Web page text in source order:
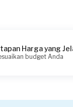
Harga yang
budget Anda